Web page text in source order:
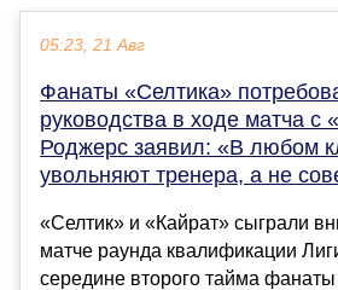
05:23, 21 Авг
Фанаты «Селтика»
руководства в ходе матча с
Роджерс заявил: «В любом
увольняют тренера, а не
«Селтик» и «Кайрат» сыграли
матче раунда квалификации
середине второго тайма